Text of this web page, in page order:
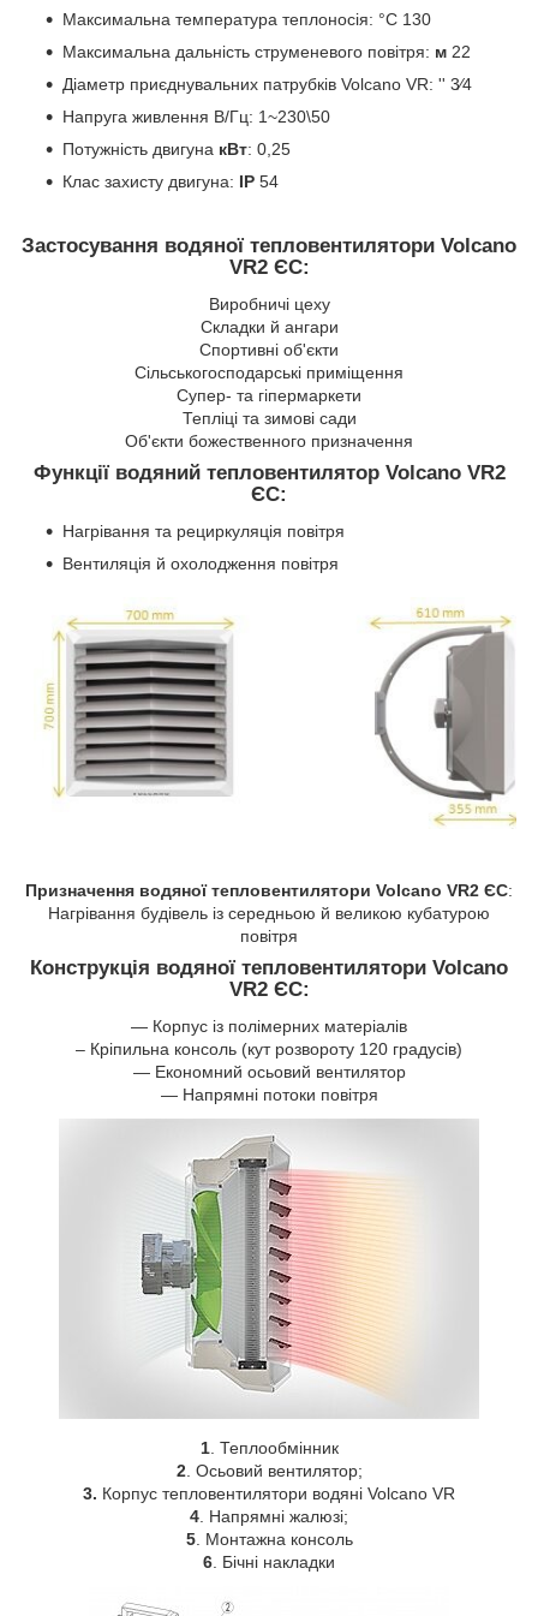
Максимальна температура теплоносія: °C 130
Максимальна дальність струменевого повітря: м 22
Діаметр приєднувальних патрубків Volcano VR: '' 3⁄4
Напруга живлення В/Гц: 1~230\50
Потужність двигуна кВт: 0,25
Клас захисту двигуна: IP 54
Застосування водяної тепловентилятори Volcano
VR2 ЄС:
Виробничі цеху
Складки й ангари
Спортивні об'єкти
Сільськогосподарські приміщення
Супер- та гіпермаркети
Тепліці та зимові сади
Об'єкти божественного призначення
Функції водяний тепловентилятор Volcano VR2
ЄС:
Нагрівання та рециркуляція повітря
Вентиляція й охолодження повітря
Призначення водяної тепловентилятори Volcano VR2 ЄС:
Нагрівання будівель із середньою й великою кубатурою
повітря
Конструкція водяної тепловентилятори Volcano
VR2 ЄС:
— Корпус із полімерних матеріалів
– Кріпильна консоль (кут розвороту 120 градусів)
— Економний осьовий вентилятор
— Напрямні потоки повітря
1. Теплообмінник
2. Осьовий вентилятор;
3. Корпус тепловентилятори водяні Volcano VR
4 . Напрямні жалюзі;
5. Монтажна консоль
6 . Бічні накладки